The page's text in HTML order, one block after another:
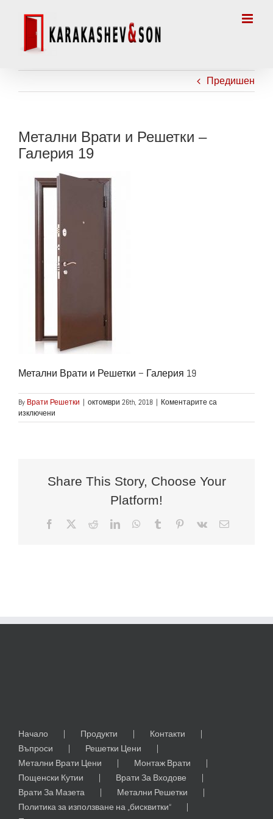
Предишен
Метални Врати и Решетки –
Галерия 19
Метални Врати и Решетки – Галерия 19
By Врати Решетки | октомври 26th, 2018 | Коментарите са
изключени
Метални
Галерия
Share This Story, Choose Your
Platform!
Facebook RedditLinkedInWhatsApp
Tumblr Pinterest
Vk
Начало Продукти
Контакти
Въпроси
Решетки Цени
Метални Врати Цени
Монтаж Врати
Пощенски Кутии
Врати За Входове
Врати За Мазета
Метални Решетки
Политика за използване на „бисквитки“